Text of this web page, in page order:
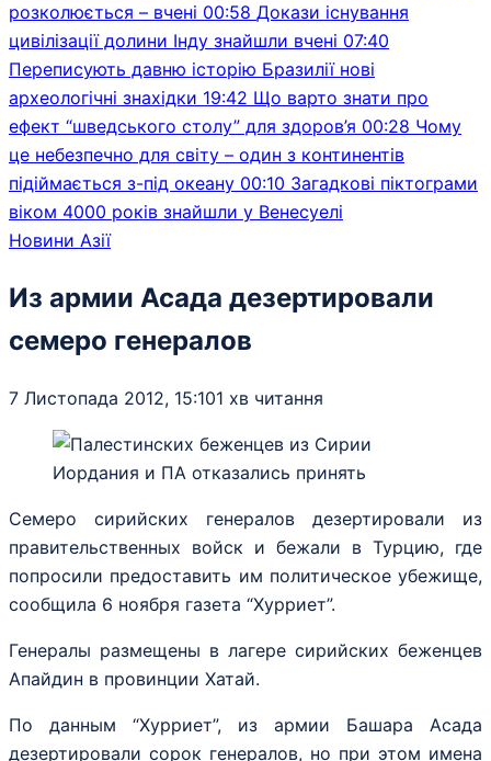
розколюється – вчені 00:58 Докази існування
цивілізації долини Інду знайшли вчені 07:40
Переписують давню історію Бразилії нові
археологічні знахідки 19:42 Що варто знати про
ефект “шведського столу” для здоров’я 00:28 Чому
це небезпечно для світу – один з континентів
підіймається з-під океану 00:10 Загадкові піктограми
віком 4000 років знайшли у Венесуелі
Новини Азії
Из армии Асада дезертировали
семеро генералов
7 Листопада 2012, 15:101 хв читання
Семеро сирийских генералов дезертировали из
правительственных войск и бежали в Турцию, где
попросили предоставить им политическое убежище,
сообщила 6 ноября газета “Хурриет”.
Генералы размещены в лагере сирийских беженцев
Апайдин в провинции Хатай.
По данным “Хурриет”, из армии Башара Асада
дезертировали сорок генералов, но при этом имена